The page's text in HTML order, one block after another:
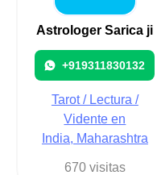
Astrologer Sarica ji
+919311830132
Tarot / Lectura /
Vidente en
India, Maharashtra
670 visitas